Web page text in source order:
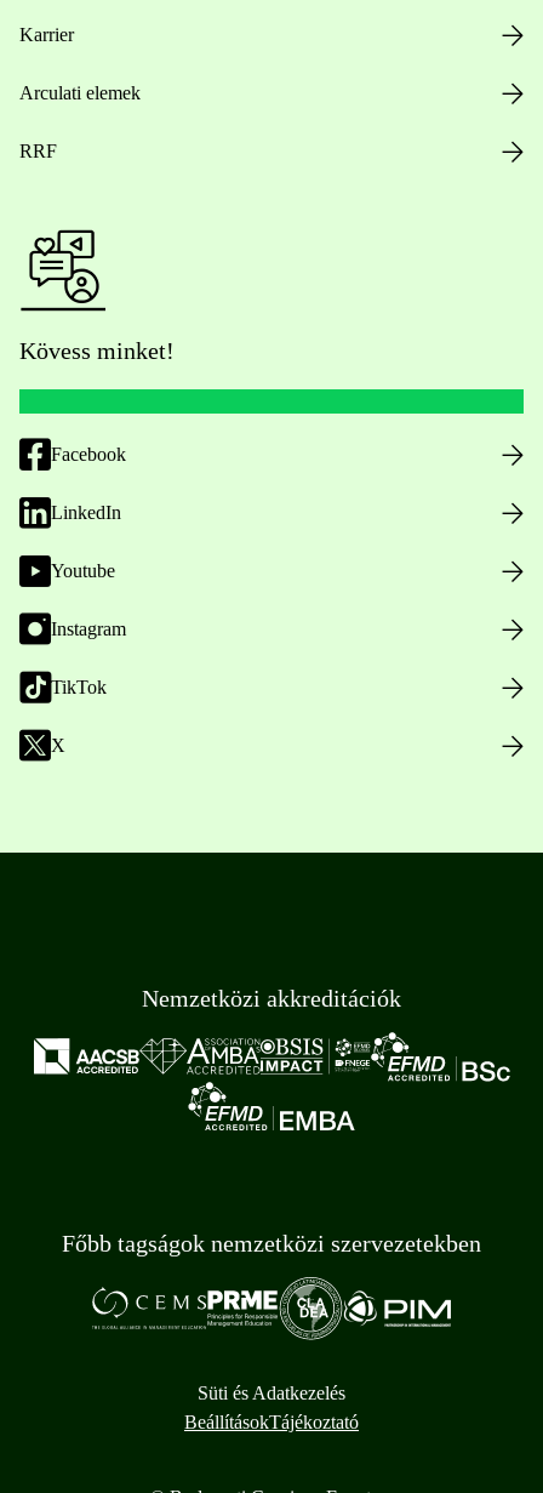
Karrier
Arculati elemek
RRF
Kövess minket!
Facebook
LinkedIn
Youtube
Instagram
TikTok
X
Nemzetközi akkreditációk
Főbb tagságok nemzetközi szervezetekben
Süti és Adatkezelés
BeállításokTájékoztató